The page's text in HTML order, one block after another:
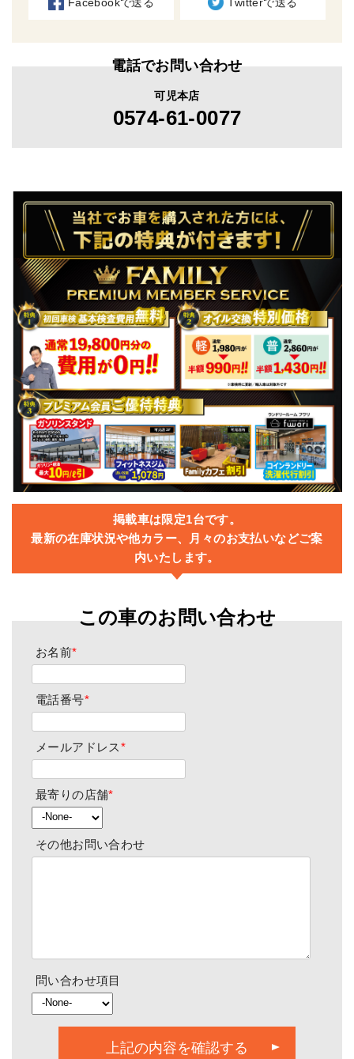
Facebookで送る Twitterで送る
電話でお問い合わせ
可児本店
0574-61-0077
掲載車は限定1台です。
最新の在庫状況や他カラー、月々のお支払いなどご案
内いたします。
この車のお問い合わせ
お名前*
電話番号*
メールアドレス*
最寄りの店舗*
その他お問い合わせ
問い合わせ項目